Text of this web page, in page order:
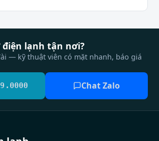
điện lạnh tận nơi?
— kỹ thuật viên có mặt nhanh, báo giá
Chat Zalo